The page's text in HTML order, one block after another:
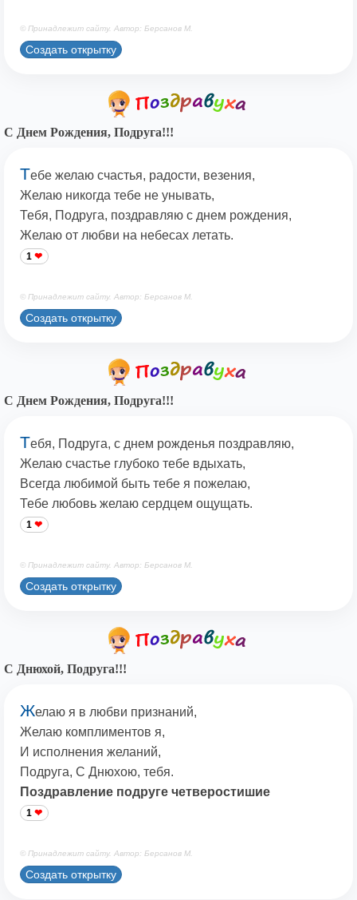
© Принадлежит сайту. Автор: Берсанов М.
Создать открытку
С Днем Рождения, Подруга!!!
Тебе желаю счастья, радости, везения,
Желаю никогда тебе не унывать,
Тебя, Подруга, поздравляю с днем рождения,
Желаю от любви на небесах летать.
1
© Принадлежит сайту. Автор: Берсанов М.
Создать открытку
С Днем Рождения, Подруга!!!
Тебя, Подруга, с днем рожденья поздравляю,
Желаю счастье глубоко тебе вдыхать,
Всегда любимой быть тебе я пожелаю,
Тебе любовь желаю сердцем ощущать.
1
© Принадлежит сайту. Автор: Берсанов М.
Создать открытку
С Днюхой, Подруга!!!
Желаю я в любви признаний,
Желаю комплиментов я,
И исполнения желаний,
Подруга, С Днюхою, тебя.
Поздравление подруге четверостишие
1
© Принадлежит сайту. Автор: Берсанов М.
Создать открытку